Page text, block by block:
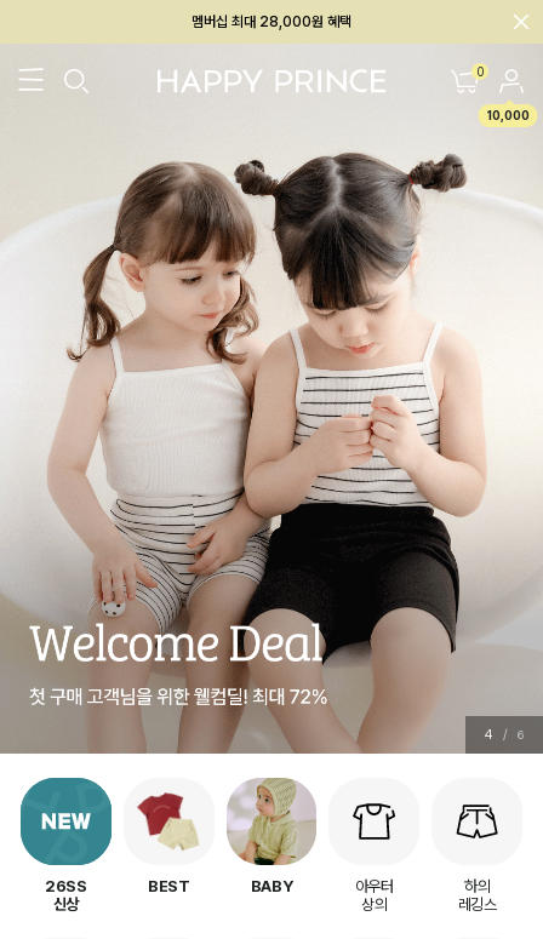
회원전용 아울렛, 가입하면 ~60% 할인!
0
10,000
5 / 6
26SS
신상
BEST BABY
아우터
상의
하의
레깅스